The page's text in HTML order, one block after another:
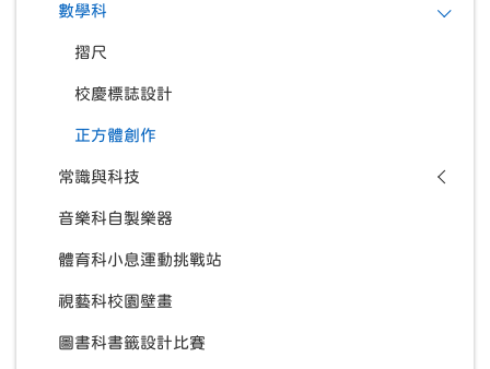
數學科
摺尺
校慶標誌設計
正方體創作
常識與科技
音樂科自製樂器
體育科小息運動挑戰站
視藝科校園壁畫
圖書科書籤設計比賽